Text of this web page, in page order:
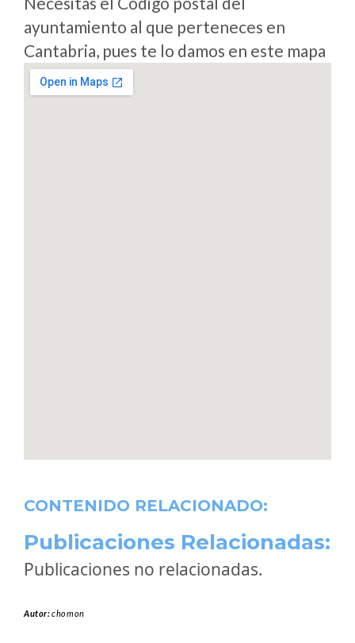
ayuntamiento al que perteneces en
Cantabria, pues te lo damos en este mapa
CONTENIDO RELACIONADO:
Publicaciones Relacionadas:
Publicaciones no relacionadas.
Autor:chomon